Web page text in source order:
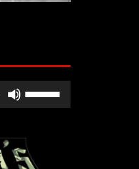
die
Lautstärke